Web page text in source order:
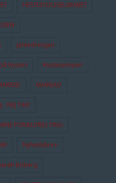
HESTESTOLESELSKABET
Jantedrengen
Kysses Kussesumpen
MAIREAD
NEJ TAK!
FORÆLDRES TING
Nyhedsbrev
Boberg